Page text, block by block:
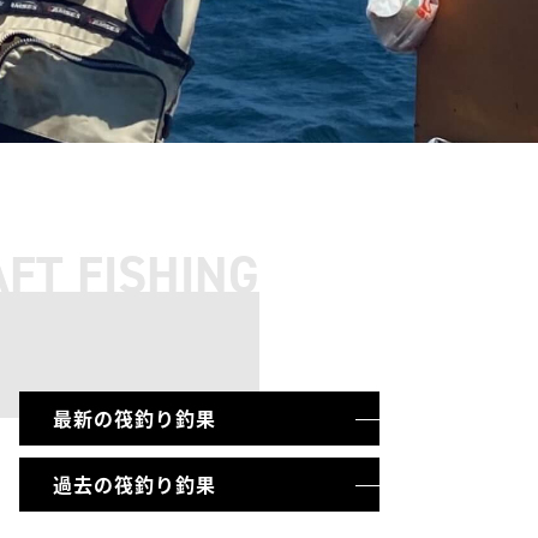
FISHING
最新の筏釣り釣果
過去の筏釣り釣果